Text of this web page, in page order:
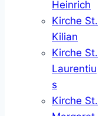
Heinrich
Kirche St.
Kilian
Kirche St.
Laurentiu
s
Kirche St.